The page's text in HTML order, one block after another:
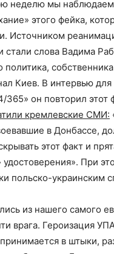
неделю мы наблюдаем
этого фейка,
Источником
стали слова Вадима
политика,
Киев. В интервью
365» он повторил этот
кремлевские СМИ:
в Донбассе,
этот факт и
При
польско-украинским
из нашего самого
врага. Героизация
в штыки,